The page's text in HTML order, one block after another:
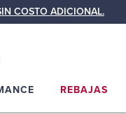
COSTO ADICIONAL.
REBAJAS